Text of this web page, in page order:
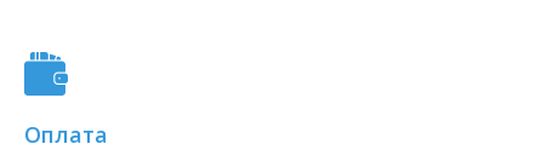
Оплата